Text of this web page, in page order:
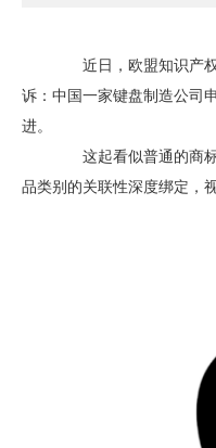
近日，欧盟知识产权
诉：中国一家键盘制造公司
进。
这起看似普通的商标
品类别的关联性深度绑定，